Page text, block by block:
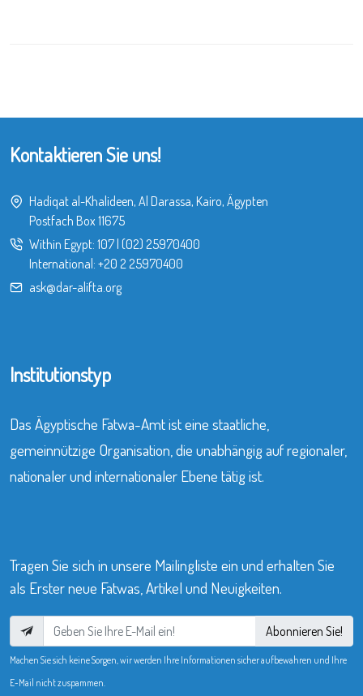
Kontaktieren Sie uns!
Hadiqat al-Khalideen, Al Darassa, Kairo, Ägypten
Postfach Box 11675
Within Egypt: 107| (02) 25970400
International: +20 2 25970400
ask@dar-alifta.org
Institutionstyp
Das Ägyptische Fatwa-Amt ist eine staatliche,
gemeinnützige Organisation, die unabhängig auf regionaler,
nationaler und internationaler Ebene tätig ist.
Tragen Sie sich in unsere Mailingliste ein und erhalten Sie
als Erster neue Fatwas, Artikel und Neuigkeiten.
Abonnieren Sie!
Machen Sie sich keine Sorgen, wir werden Ihre Informationen sicher aufbewahren und Ihre
E-Mail nicht zuspammen.